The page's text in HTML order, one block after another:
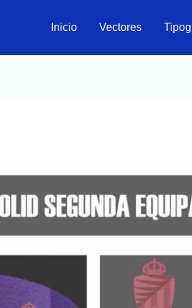
Inicio Vectores